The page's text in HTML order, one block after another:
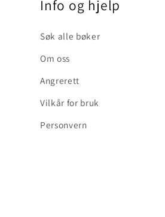
Info og hjelp
Søk alle bøker
Om oss
Angrerett
Vilkår for bruk
Personvern